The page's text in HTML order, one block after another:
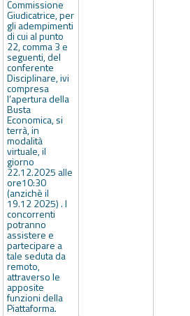
Commissione
Giudicatrice, per
gli adempimenti
di cui al punto
22, comma 3 e
seguenti, del
conferente
Disciplinare, ivi
compresa
l’apertura della
Busta
Economica, si
terrà, in
modalità
virtuale, il
giorno
22.12.2025 alle
ore10:30
(anzichè il
19.12 2025) . I
concorrenti
potranno
assistere e
partecipare a
tale seduta da
remoto,
attraverso le
apposite
funzioni della
Piattaforma.